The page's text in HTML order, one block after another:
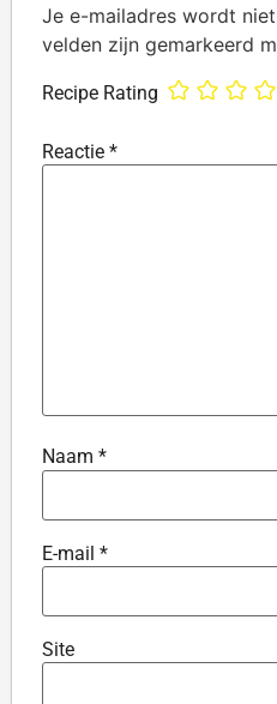
Je e-mailadres wordt
velden zijn gemarkeerd
Recipe Rating
Reactie *
Naam *
E-mail *
Site